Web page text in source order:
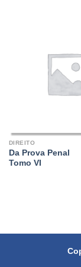
DIREITO
Da Prova Penal
Tomo VI